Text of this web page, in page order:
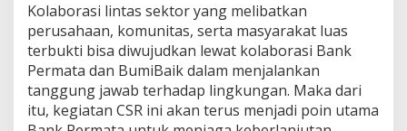
Kolaborasi lintas sektor yang melibatkan
perusahaan, komunitas, serta masyarakat luas
terbukti bisa diwujudkan lewat kolaborasi Bank
Permata dan BumiBaik dalam menjalankan
tanggung jawab terhadap lingkungan. Maka dari
itu, kegiatan CSR ini akan terus menjadi poin utama